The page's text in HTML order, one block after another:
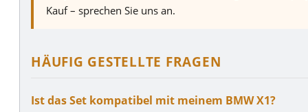
Kauf – sprechen Sie uns an.
HÄUFIG GESTELLTE FRAGEN
Ist das Set kompatibel mit meinem BMW X1?